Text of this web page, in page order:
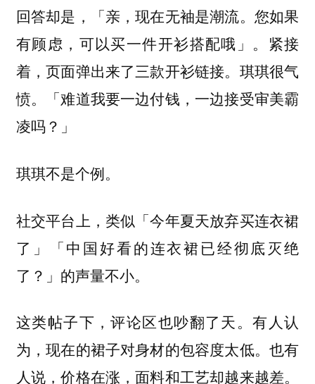
回答却是，「亲，现在无袖是潮流。您如果
有顾虑，可以买一件开衫搭配哦」。紧接
着，页面弹出来了三款开衫链接。琪琪很气
愤。「难道我要一边付钱，一边接受审美霸
凌吗？」
琪琪不是个例。
社交平台上，类似「今年夏天放弃买连衣裙
了」「中国好看的连衣裙已经彻底灭绝
了？」的声量不小。
这类帖子下，评论区也吵翻了天。有人认
为，现在的裙子对身材的包容度太低。也有
人说，价格在涨，面料和工艺却越来越差。